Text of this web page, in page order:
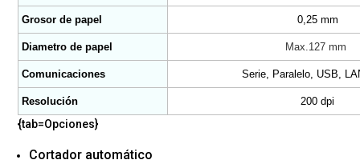
Grosor de papel 0,25 mm
Diametro de papel Max.127 mm
Comunicaciones Serie, Paralelo, USB,
Resolución 200 dpi
{tab=Opciones}
Cortador automático